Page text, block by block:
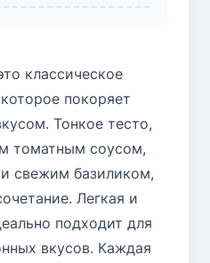
классическое
покоряет
Тонкое тесто,
томатным соусом,
свежим базиликом,
Легкая и
подходит для
вкусов. Каждая